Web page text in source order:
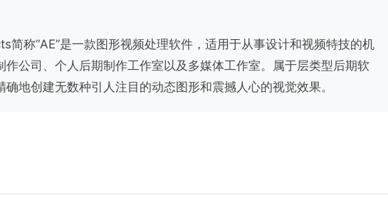
称“AE”是一款图形视频处理软件，适用于从事设计和视频特技的机
作公司、个人后期制作工作室以及多媒体工作室。属于层类型后期软
地创建无数种引人注目的动态图形和震撼人心的视觉效果。